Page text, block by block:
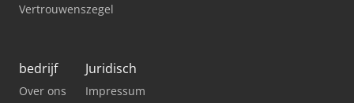
Vertrouwenszegel
bedrijf
Over ons
Juridisch
Impressum